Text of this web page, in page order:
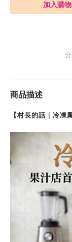
加入購
商品描述
【村長的話｜ 冷凍